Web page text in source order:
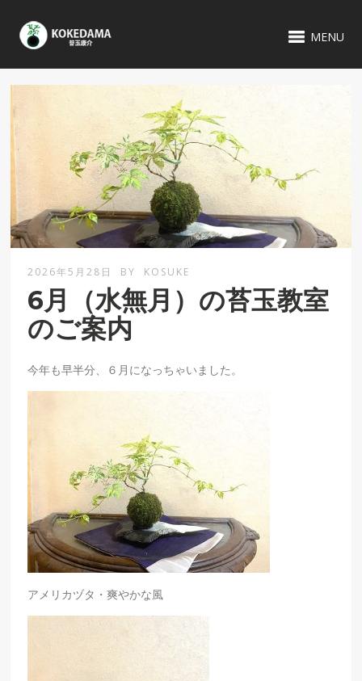
MENU
2026年5月28日 BY KOSUKE
6月（水無月）の苔玉教室
のご案内
今年も早半分、６月になっちゃいました。
アメリカヅタ・爽やかな風